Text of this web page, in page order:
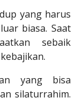
yang harus
biasa. Saat
sebaik
yang bisa
silaturrahim.